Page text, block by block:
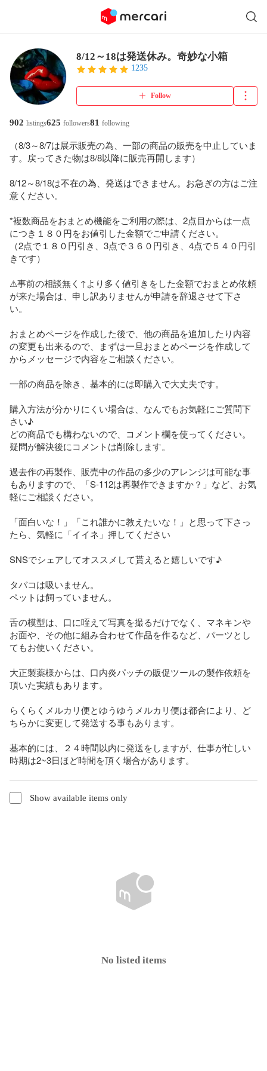
8/12～18は発送休み。奇妙な小箱
1235
Follow
902 listings625 followers81 following
（8/3～8/7は展示販売の為、一部の商品の販売を中止していま
す。戻ってきた物は8/8以降に販売再開します）
8/12～8/18は不在の為、発送はできません。お急ぎの方はご注
意ください。
*複数商品をおまとめ機能をご利用の際は、2点目からは一点
につき１８０円をお値引した金額でご申請ください。
（2点で１８０円引き、3点で３６０円引き、4点で５４０円引
きです）
⚠事前の相談無く↑より多く値引きをした金額でおまとめ依頼
が来た場合は、申し訳ありませんが申請を辞退させて下さ
い。
おまとめページを作成した後で、他の商品を追加したり内容
の変更も出来るので、まずは一旦おまとめページを作成して
からメッセージで内容をご相談ください。
一部の商品を除き、基本的には即購入で大丈夫です。
購入方法が分かりにくい場合は、なんでもお気軽にご質問下
さい♪︎
どの商品でも構わないので、コメント欄を使ってください。
疑問が解決後にコメントは削除します。
過去作の再製作、販売中の作品の多少のアレンジは可能な事
もありますので、「S-112は再製作できますか？」など、お気
軽にご相談ください。
「面白いな！」「これ誰かに教えたいな！」と思って下さっ
たら、気軽に「イイネ」押してください
SNSでシェアしてオススメして貰えると嬉しいです♪
タバコは吸いません。
ペットは飼っていません。
舌の模型は、口に咥えて写真を撮るだけでなく、マネキンや
お面や、その他に組み合わせて作品を作るなど、パーツとし
てもお使いください。
大正製薬様からは、口内炎パッチの販促ツールの製作依頼を
頂いた実績もあります。
らくらくメルカリ便とゆうゆうメルカリ便は都合により、ど
ちらかに変更して発送する事もあります。
基本的には、２４時間以内に発送をしますが、仕事が忙しい
時期は2~3日ほど時間を頂く場合があります。
Show available items only
No listed items